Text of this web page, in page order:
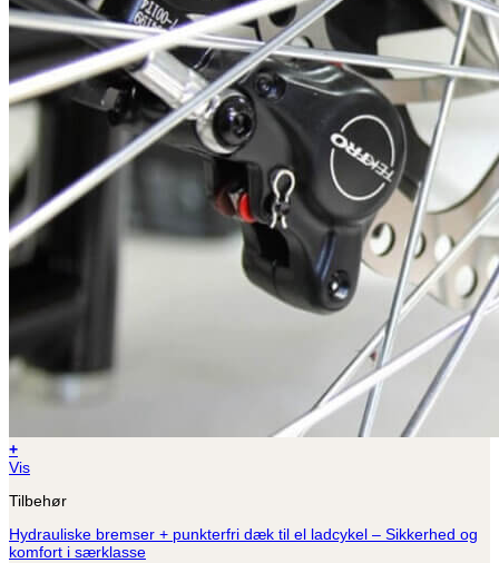
+
Vis
Tilbehør
Hydrauliske bremser + punkterfri dæk til el ladcykel – Sikkerhed og
komfort i særklasse